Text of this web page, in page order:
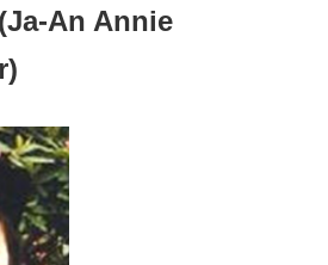
An Annie